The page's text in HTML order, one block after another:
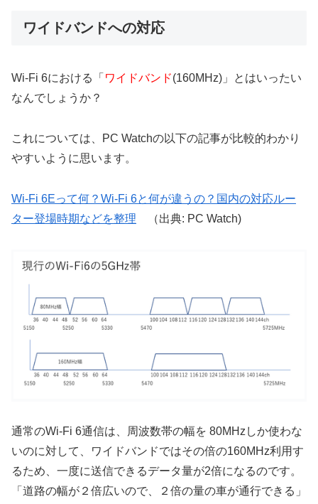
ワイドバンドへの対応
Wi-Fi 6における「 ワイドバンド(160MHz)」とはいったい
なんでしょうか？
これについては、PC Watchの以下の記事が比較的わかり
やすいように思います。
Wi-Fi 6Eって何？Wi-Fi 6と何が違うの？国内の対応ルー
ター登場時期などを整理 （出典: PC Watch)
通常のWi-Fi 6通信は、周波数帯の幅を 80MHzしか使わな
いのに対して、ワイドバンドではその倍の160MHz利用す
るため、一度に送信できるデータ量が2倍になるのです。
「道路の幅が２倍広いので、２倍の量の車が通行できる」